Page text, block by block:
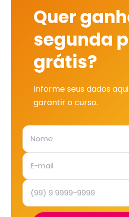
Quer
segunda
grátis?
Informe seus dados
garantir o curso.